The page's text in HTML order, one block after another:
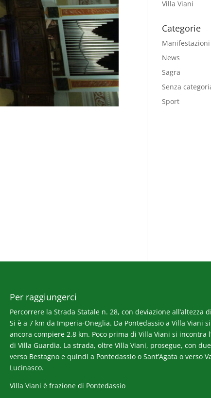
Villa Viani
Categorie
Manifestazioni
News
Sagra
Senza
Sport
Per raggiungerci
Percorrere la Strada Statale n. 28, con deviazione all’altezza
Si è a 7 km da Imperia-Oneglia. Da Pontedassio a Villa Viani
ancora compiere 2,8 km. Poco prima di Villa Viani si incontra
di Villa Guardia. La strada, oltre Villa Viani, prosegue, con
verso Bestagno e quindi a Pontedassio o Sant’Agata o verso
Lucinasco.
Villa Viani è frazione di Pontedassio